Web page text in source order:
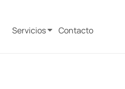
Servicios Contacto